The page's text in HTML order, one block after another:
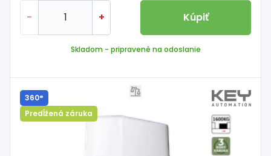
- + Kúpiť
Skladom - pripravené na odoslanie
360°
Predĺžená záruka